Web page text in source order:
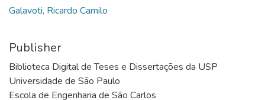
Galavoti, Ricardo Camilo
Publisher
Biblioteca Digital de Teses e Dissertações da USP
Universidade de São Paulo
Escola de Engenharia de São Carlos